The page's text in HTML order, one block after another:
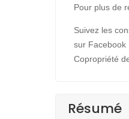
Pour plus de
Suivez les
sur Facebook
Copropriété
Résumé